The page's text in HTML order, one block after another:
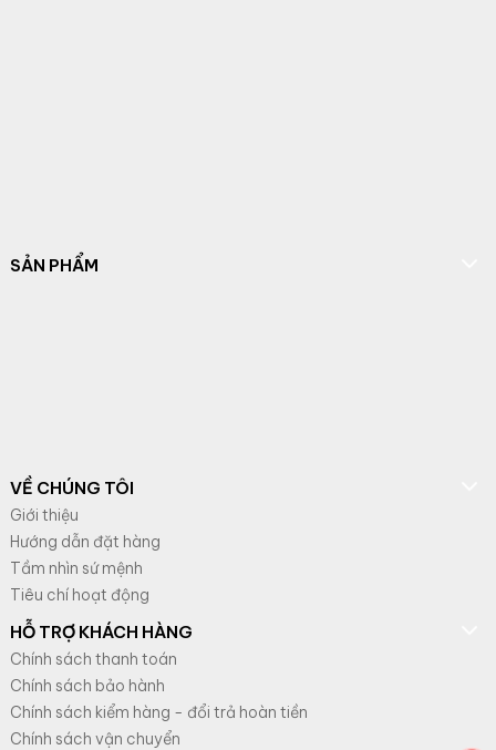
SẢN PHẨM
VỀ CHÚNG TÔI
Giới thiệu
Hướng dẫn đặt hàng
Tầm nhìn sứ mệnh
Tiêu chí hoạt động
HỖ TRỢ KHÁCH HÀNG
Chính sách thanh toán
Chính sách bảo hành
Chính sách kiểm hàng - đổi trả hoàn tiền
Chính sách vận chuyển